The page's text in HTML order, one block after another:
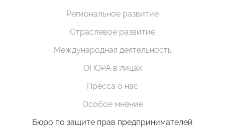
Региональное развитие
Отраслевое развитие
Международная деятельность
ОПОРА в лицах
Пресса о нас
Особое мнение
Бюро по защите прав предпринимателей